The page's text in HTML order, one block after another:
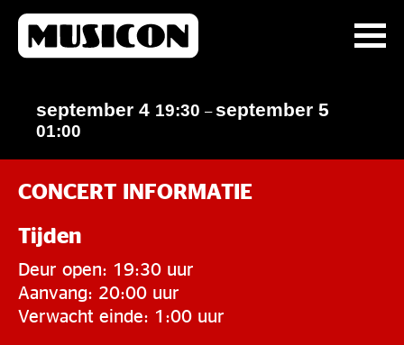
september 4 19:30 – september 5
01:00
CONCERT INFORMATIE
Tijden
Deur open: 19:30 uur
Aanvang: 20:00 uur
Verwacht einde: 1:00 uur